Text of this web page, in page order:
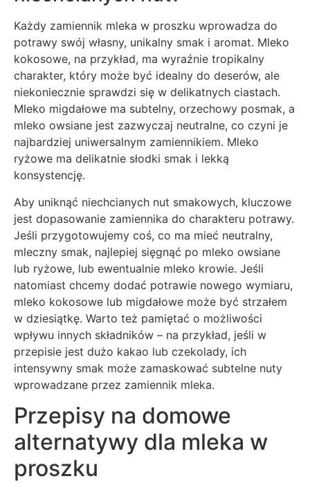
Każdy zamiennik mleka w proszku wprowadza do
potrawy swój własny, unikalny smak i aromat. Mleko
kokosowe, na przykład, ma wyraźnie tropikalny
charakter, który może być idealny do deserów, ale
niekoniecznie sprawdzi się w delikatnych ciastach.
Mleko migdałowe ma subtelny, orzechowy posmak, a
mleko owsiane jest zazwyczaj neutralne, co czyni je
najbardziej uniwersalnym zamiennikiem. Mleko
ryżowe ma delikatnie słodki smak i lekką
konsystencję.
Aby uniknąć niechcianych nut smakowych, kluczowe
jest dopasowanie zamiennika do charakteru potrawy.
Jeśli przygotowujemy coś, co ma mieć neutralny,
mleczny smak, najlepiej sięgnąć po mleko owsiane
lub ryżowe, lub ewentualnie mleko krowie. Jeśli
natomiast chcemy dodać potrawie nowego wymiaru,
mleko kokosowe lub migdałowe może być strzałem
w dziesiątkę. Warto też pamiętać o możliwości
wpływu innych składników – na przykład, jeśli w
przepisie jest dużo kakao lub czekolady, ich
intensywny smak może zamaskować subtelne nuty
wprowadzane przez zamiennik mleka.
Przepisy na domowe
alternatywy dla mleka w
proszku